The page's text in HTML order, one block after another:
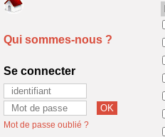
Qui sommes-nous ?
Se connecter
Mot de passe oublié ?